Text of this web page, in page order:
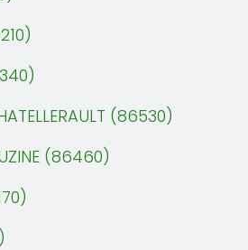
(86530)
(86460)